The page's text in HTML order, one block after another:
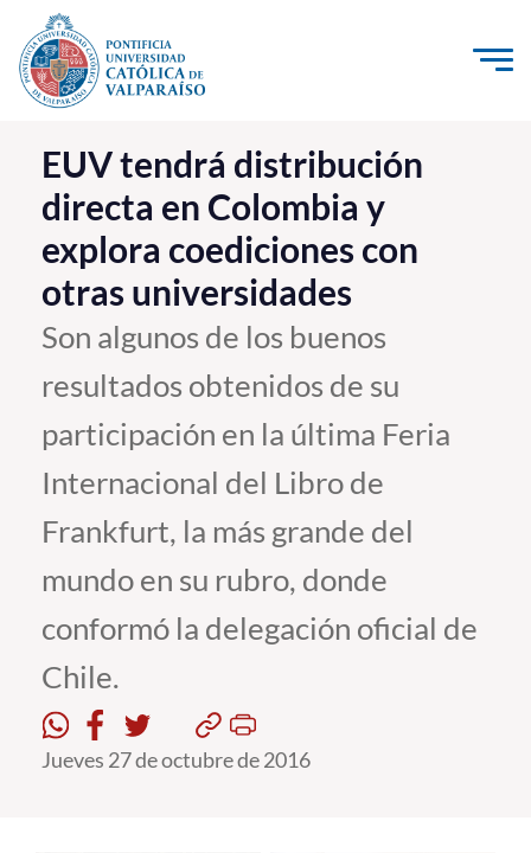
Click acá para ir directamente al contenido
La Universidad
Investigación, Creación e Innovación
PUCV Internacional
Vinculación con el Medio
Admisión
Pregrado
Postgrado
Formación Continua
Estudiantes
Académicos
Funcionarios
Alumni
EUV tendrá distribución
directa en Colombia y
explora coediciones con
otras universidades
Son algunos de los buenos
resultados obtenidos de su
participación en la última Feria
Internacional del Libro de
Frankfurt, la más grande del
mundo en su rubro, donde
conformó la delegación oficial de
Chile.
Jueves 27 de octubre de 2016